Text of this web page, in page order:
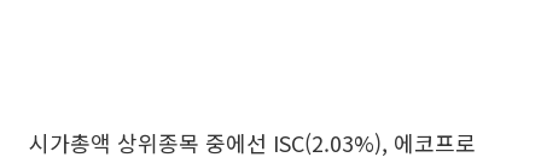
시가총액 상위종목 중에선 ISC(2.03%), 에코프로